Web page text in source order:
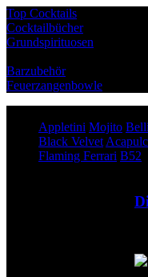
Top Cocktails
Cocktailbücher
Grundspirituosen
Barzubehör
Feuerzangenbowle
Appletini Mojito
Black Velvet
Flaming Ferrari B52